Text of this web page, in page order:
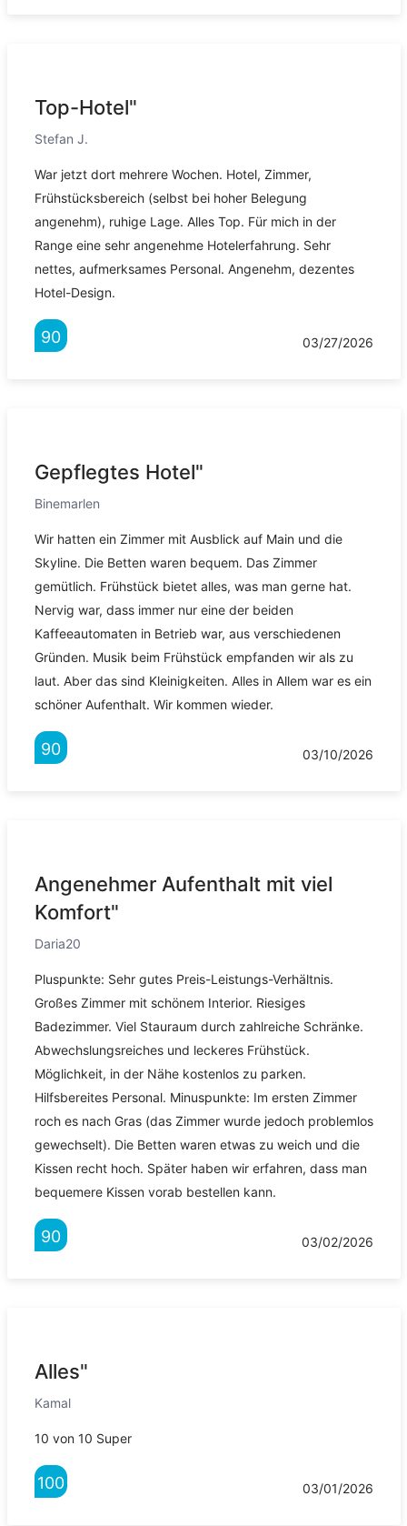
Top-Hotel"
Stefan J.
War jetzt dort mehrere Wochen. Hotel, Zimmer,
Frühstücksbereich (selbst bei hoher Belegung
angenehm), ruhige Lage. Alles Top. Für mich in der
Range eine sehr angenehme Hotelerfahrung. Sehr
nettes, aufmerksames Personal. Angenehm, dezentes
Hotel-Design.
90 03/27/2026
Gepflegtes Hotel"
Binemarlen
Wir hatten ein Zimmer mit Ausblick auf Main und die
Skyline. Die Betten waren bequem. Das Zimmer
gemütlich. Frühstück bietet alles, was man gerne hat.
Nervig war, dass immer nur eine der beiden
Kaffeeautomaten in Betrieb war, aus verschiedenen
Gründen. Musik beim Frühstück empfanden wir als zu
laut. Aber das sind Kleinigkeiten. Alles in Allem war es ein
schöner Aufenthalt. Wir kommen wieder.
90 03/10/2026
Angenehmer Aufenthalt mit viel
Komfort"
Daria20
Pluspunkte: Sehr gutes Preis-Leistungs-Verhältnis.
Großes Zimmer mit schönem Interior. Riesiges
Badezimmer. Viel Stauraum durch zahlreiche Schränke.
Abwechslungsreiches und leckeres Frühstück.
Möglichkeit, in der Nähe kostenlos zu parken.
Hilfsbereites Personal. Minuspunkte: Im ersten Zimmer
roch es nach Gras (das Zimmer wurde jedoch problemlos
gewechselt). Die Betten waren etwas zu weich und die
Kissen recht hoch. Später haben wir erfahren, dass man
bequemere Kissen vorab bestellen kann.
90 03/02/2026
Alles"
Kamal
10 von 10 Super
100 03/01/2026